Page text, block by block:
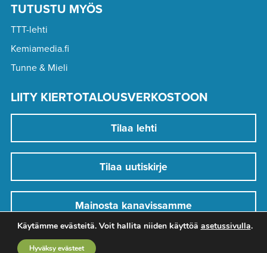
TUTUSTU MYÖS
TTT-lehti
Kemiamedia.fi
Tunne & Mieli
LIITY KIERTOTALOUSVERKOSTOON
Tilaa lehti
Tilaa uutiskirje
Mainosta kanavissamme
Käytämme evästeitä. Voit hallita niiden käyttöä asetussivulla.
Hyväksy evästeet